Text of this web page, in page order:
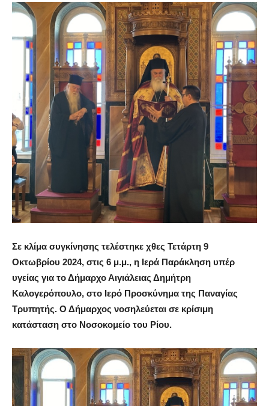
Σε κλίμα συγκίνησης τελέστηκε χθες Τετάρτη 9
Οκτωβρίου 2024, στις 6 μ.μ., η Ιερά Παράκληση υπέρ
υγείας για το Δήμαρχο Αιγιάλειας Δημήτρη
Καλογερόπουλο, στο Ιερό Προσκύνημα της Παναγίας
Τρυπητής. Ο Δήμαρχος νοσηλεύεται σε κρίσιμη
κατάσταση στο Νοσοκομείο του Ρίου.